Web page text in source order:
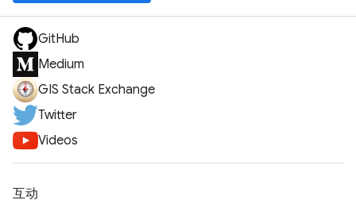
GitHub
Medium
GIS Stack Exchange
Twitter
Videos
互动